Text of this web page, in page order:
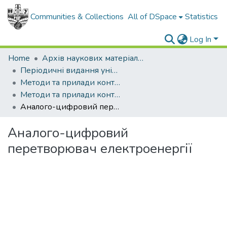
Communities & Collections All of DSpace Statistics
Log In
Home
Архів наукових матеріалів
Періодичні видання університету
Методи та прилади контролю якості
Методи та прилади контролю якості - 2005 - №13
Аналого-цифровий перетворювач електроенергії
Аналого-цифровий
перетворювач електроенергії